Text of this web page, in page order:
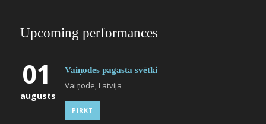
Upcoming performances
01
augusts
Vaiņodes pagasta svētki
Vaiņode, Latvija
PIRKT